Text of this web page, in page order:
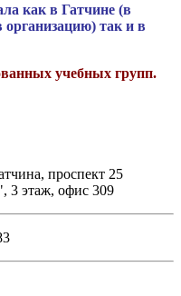
как в Гатчине (в
организацию) так и в
учебных групп.
проспект 25
3 этаж, офис 309